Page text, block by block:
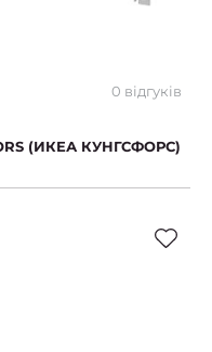
0 відгуків
(ИКЕА КУНГСФОРС)